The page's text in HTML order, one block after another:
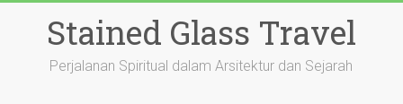
Stained Glass Travel
Perjalanan Spiritual dalam Arsitektur dan Sejarah